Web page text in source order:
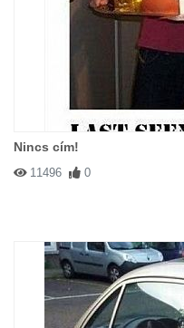
Nincs cím!
11496 0